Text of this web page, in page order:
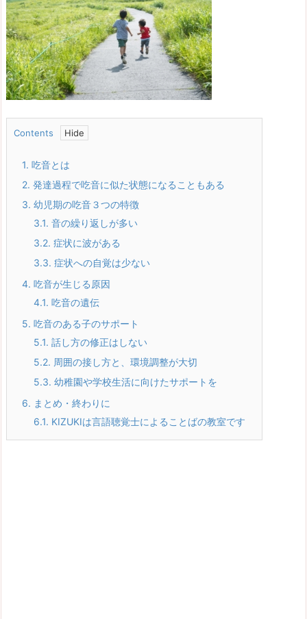
Contents
1. 吃音とは
2. 発達過程で吃音に似た状態になることもある
3. 幼児期の吃音３つの特徴
3.1. 音の繰り返しが多い
3.2. 症状に波がある
3.3. 症状への自覚は少ない
4. 吃音が生じる原因
4.1. 吃音の遺伝
5. 吃音のある子のサポート
5.1. 話し方の修正はしない
5.2. 周囲の接し方と、環境調整が大切
5.3. 幼稚園や学校生活に向けたサポートを
6. まとめ・終わりに
6.1. KIZUKIは言語聴覚士によることばの教室です